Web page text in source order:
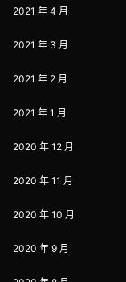
2021 年 4 月
2021 年 3 月
2021 年 2 月
2021 年 1 月
2020 年 12 月
2020 年 11 月
2020 年 10 月
2020 年 9 月